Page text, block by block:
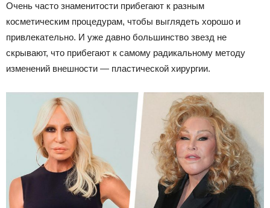
Очень часто знаменитости прибегают к разным
косметическим процедурам, чтобы выглядеть хорошо и
привлекательно. И уже давно большинство звезд не
скрывают, что прибегают к самому радикальному методу
изменений внешности — пластической хирургии.